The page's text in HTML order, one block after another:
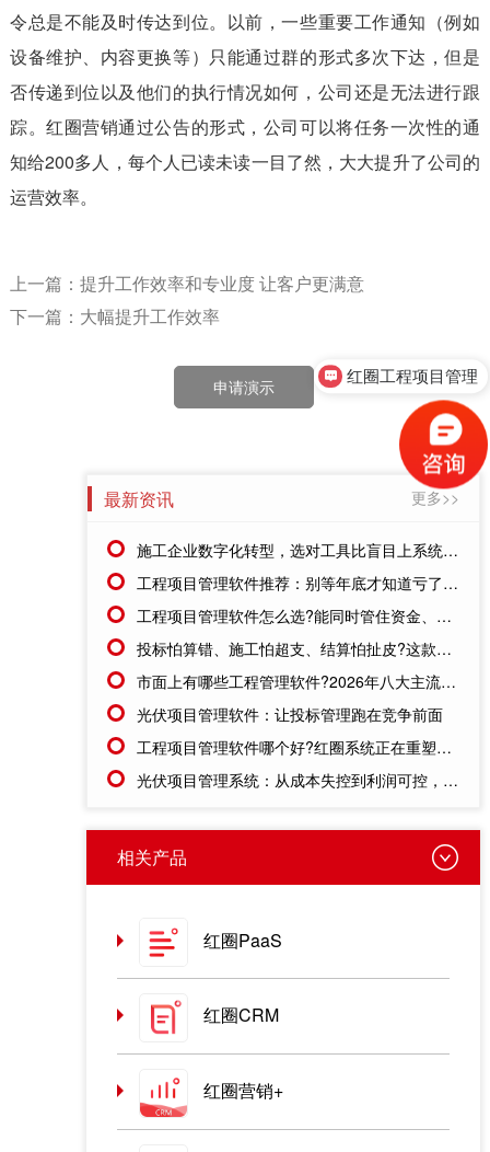
令总是不能及时传达到位。以前，一些重要工作通知（例如
设备维护、内容更换等）只能通过群的形式多次下达，但是
否传递到位以及他们的执行情况如何，公司还是无法进行跟
踪。红圈营销通过公告的形式，公司可以将任务一次性的通
知给200多人，每个人已读未读一目了然，大大提升了公司的
运营效率。
上一篇：提升工作效率和专业度 让客户更满意
下一篇：大幅提升工作效率
申请演示
最新资讯 更多>>
施工企业数字化转型，选对工具比盲目上系统更重要
工程项目管理软件推荐：别等年底才知道亏了!这套系统让每一分钱都有迹可循
工程项目管理软件怎么选?能同时管住资金、成本、进度的才靠谱
投标怕算错、施工怕超支、结算怕扯皮?这款施工成本管理系统一招全解决
市面上有哪些工程管理软件?2026年八大主流工具深度盘点
光伏项目管理软件：让投标管理跑在竞争前面
工程项目管理软件哪个好?红圈系统正在重塑工程企业的"数字大脑"
光伏项目管理系统：从成本失控到利润可控，老板只需做对一步
相关产品
红圈PaaS
红圈CRM
红圈营销+
售前咨询